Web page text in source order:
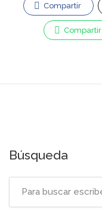
Compartir
Compartir
Búsqueda